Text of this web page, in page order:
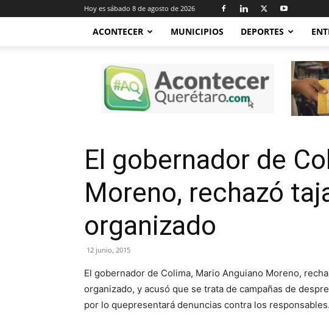
Hoy es sábado 8 de agosto de 2026
ACONTECER MUNICIPIOS DEPORTES
Acontecer
Querétaro
El gobernador de
Moreno, rechazó
organizado
12 junio, 2015
El gobernador de Colima, Mario Anguiano Moreno,
organizado, y acusó que se trata de campañas de
por lo quepresentará denuncias contra los responsables.